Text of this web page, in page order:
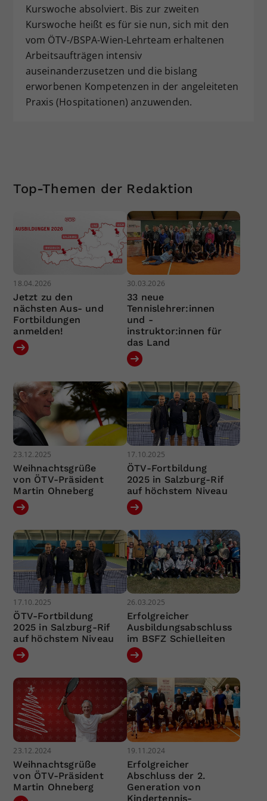
Kurswoche absolviert. Bis zur zweiten
Kurswoche heißt es für sie nun, sich mit den
vom ÖTV-/BSPA-Wien-Lehrteam erhaltenen
Arbeitsaufträgen intensiv
auseinanderzusetzen und die bislang
erworbenen Kompetenzen in der angeleiteten
Praxis (Hospitationen) anzuwenden.
Top-Themen der Redaktion
18.04.2026
Jetzt zu den
nächsten Aus- und
Fortbildungen
anmelden!
30.03.2026
33 neue
Tennislehrer:innen
und -
instruktor:innen für
das Land
23.12.2025
Weihnachtsgrüße
von ÖTV-Präsident
Martin Ohneberg
17.10.2025
ÖTV-Fortbildung
2025 in Salzburg-Rif
auf höchstem Niveau
17.10.2025
ÖTV-Fortbildung
2025 in Salzburg-Rif
auf höchstem Niveau
26.03.2025
Erfolgreicher
Ausbildungsabschluss
im BSFZ Schielleiten
23.12.2024
Weihnachtsgrüße
von ÖTV-Präsident
Martin Ohneberg
19.11.2024
Erfolgreicher
Abschluss der 2.
Generation von
Kindertennis-
Zweck
Dieser Wert speichert Ihre Consent-
Einstellungen. Unter anderem eine
zufällig generierte ID, für die
historische Speicherung Ihrer
vorgenommen Einstellungen, falls der
Webseiten-Betreiber dies eingestellt
hat.